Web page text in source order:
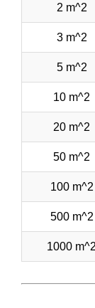
2 m^2
3 m^2
5 m^2
10 m^2
20 m^2
50 m^2
100 m^2
500 m^2
1000 m^2